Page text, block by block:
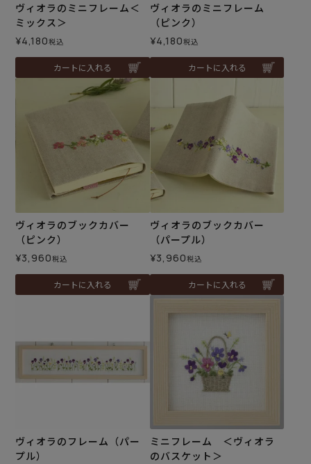
ヴィオラのミニフレーム＜
ミックス＞
¥4,180税込
カートに入れる
ヴィオラのミニフレーム
（ピンク）
¥4,180税込
カートに入れる
ヴィオラのブックカバー
（ピンク）
¥3,960税込
カートに入れる
ヴィオラのブックカバー
（パープル）
¥3,960税込
カートに入れる
ヴィオラのフレーム（パー
プル）
ミニフレーム ＜ヴィオラ
のバスケット＞